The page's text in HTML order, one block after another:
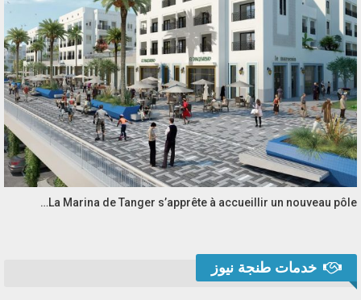
La Marina de Tanger s’apprête à accueillir un nouveau pôle…
خدمات طنجة نيوز